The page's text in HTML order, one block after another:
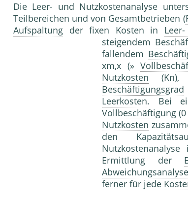
Die Leer- und Nutzkostenanalyse
Teilbereichen und von Gesamtbetrieben (
Aufspaltung der fixen Kosten in
steigendem
fallendem
xm,x (»
Nutzkosten
Beschäftigungsgrad
Leerkosten. Bei
Vollbeschäftigung
Nutzkosten
den
Ermittlung der
Abweichungsanalyse
ferner für jede